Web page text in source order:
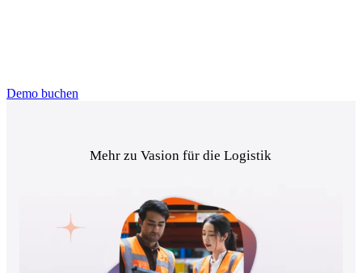
Demo buchen
Mehr zu Vasion für die Logistik